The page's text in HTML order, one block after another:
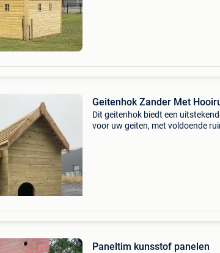
Geitenhok Zander Met
Dit geitenhok biedt een
voor uw geiten, met voldoende
Paneltim kunsstof panelen